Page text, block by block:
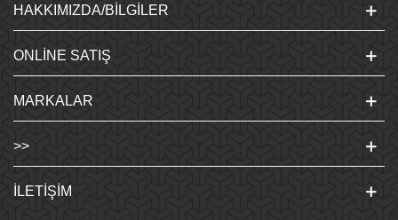
HAKKIMIZDA/BILGILER
ONLINE SATIŞ
MARKALAR
>>
İLETIŞIM